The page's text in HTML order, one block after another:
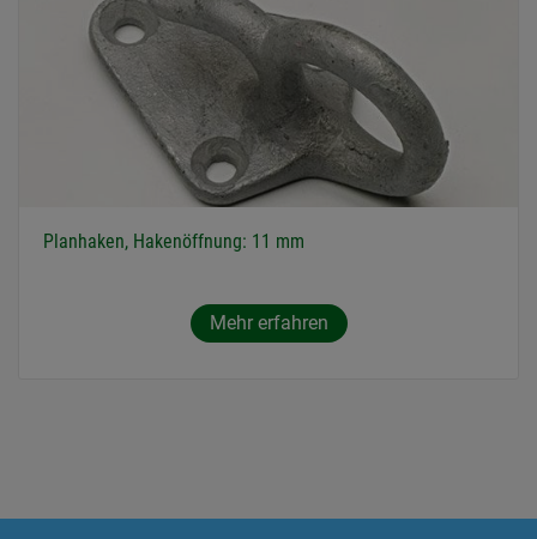
Planhaken, Hakenöffnung: 11 mm
Mehr erfahren